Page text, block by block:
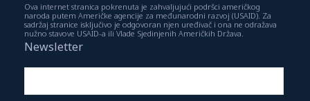
Ova internet stranica pokrenuta je zahvaljujući podršci američkog
naroda putem Američke agencije za međunarodni razvoj (USAID). Za
sadržaj stranice isključivo je odgovoran njen uređivač i ona ne odražava
nužno stavove USAID-a ili Vlade Sjedinjenih Američkih Država.
Newsletter